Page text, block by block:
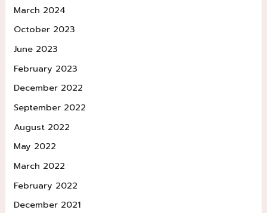
March 2024
October 2023
June 2023
February 2023
December 2022
September 2022
August 2022
May 2022
March 2022
February 2022
December 2021